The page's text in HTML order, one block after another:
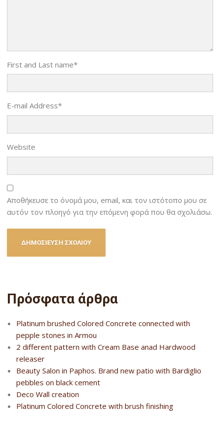
First and Last name*
E-mail Address*
Website
Αποθήκευσε το όνομά μου, email, και τον ιστότοπο μου σε
αυτόν τον πλοηγό για την επόμενη φορά που θα σχολιάσω.
Πρόσφατα άρθρα
Platinum brushed Colored Concrete connected with
pepple stones in Armou
2 different pattern with Cream Base anad Hardwood
releaser
Beauty Salon in Paphos. Brand new patio with Bardiglio
pebbles on black cement
Deco Wall creation
Platinum Colored Concrete with brush finishing